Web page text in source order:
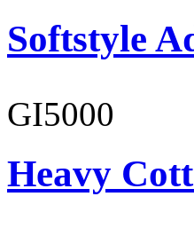
Softstyle
GI5000
Heavy